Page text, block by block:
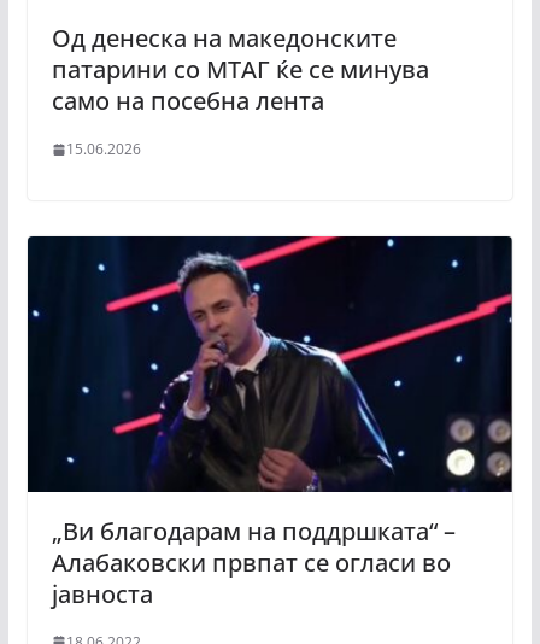
Од денеска на македонските
патарини со МТАГ ќе се минува
само на посебна лента
15.06.2026
„Ви благодарам на поддршката“ –
Алабаковски првпат се огласи во
јавноста